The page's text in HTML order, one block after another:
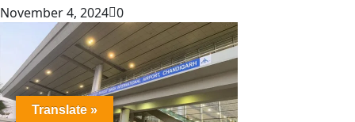
November 4, 2024 0
Translate »